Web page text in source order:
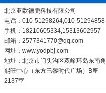
北京亚欧德鹏科技有限公司
电话：010-51298264,010-51294858
手机：18210605334,15313602957
邮箱： 2577341770@qq.com
网址： www.yodpbj.com
地址：北京市门头沟区双峪环岛东南角
熙旺中心（东方巴黎时代广场）B座
2137室